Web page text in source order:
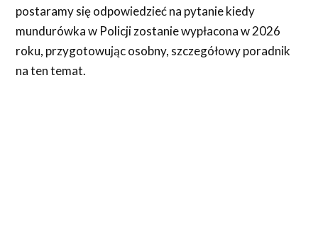
postaramy się odpowiedzieć na pytanie kiedy
mundurówka w Policji zostanie wypłacona w 2026
roku, przygotowując osobny, szczegółowy poradnik
na ten temat.